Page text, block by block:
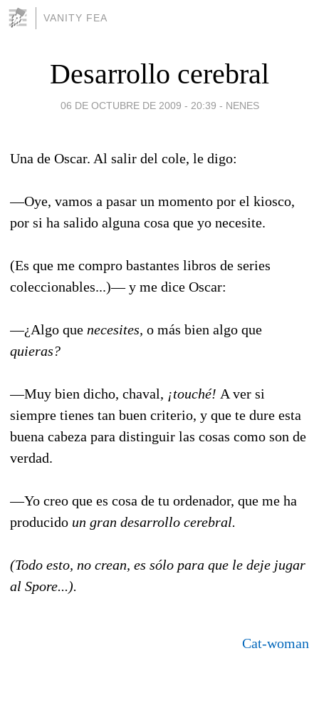
VANITY FEA
Desarrollo cerebral
06 DE OCTUBRE DE 2009 - 20:39 - NENES
Una de Oscar. Al salir del cole, le digo:
—Oye, vamos a pasar un momento por el kiosco,
por si ha salido alguna cosa que yo necesite.
(Es que me compro bastantes libros de series
coleccionables...)— y me dice Oscar:
—¿Algo que necesites, o más bien algo que
quieras?
—Muy bien dicho, chaval, ¡touché! A ver si
siempre tienes tan buen criterio, y que te dure esta
buena cabeza para distinguir las cosas como son de
verdad.
—Yo creo que es cosa de tu ordenador, que me ha
producido un gran desarrollo cerebral.
(Todo esto, no crean, es sólo para que le deje jugar
al Spore...).
Cat-woman